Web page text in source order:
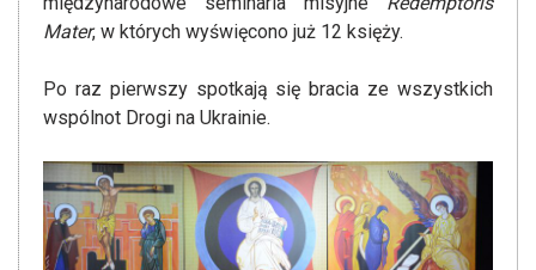
Mater, w których wyświęcono już 12 księży.
Po raz pierwszy spotkają się bracia ze wszystkich
wspólnot Drogi na Ukrainie.